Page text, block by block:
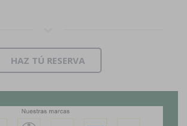
HAZ TÚ RESERVA